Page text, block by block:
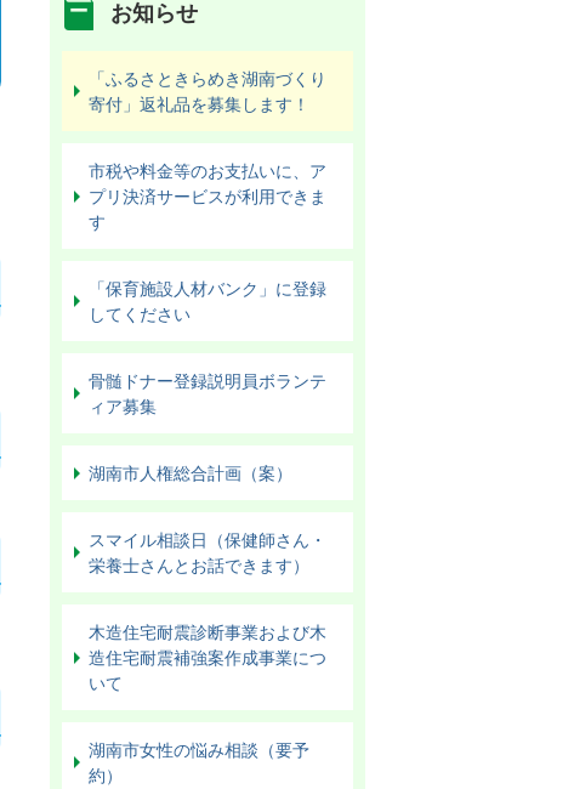
お知らせ
「ふるさときらめき湖南づくり
寄付」返礼品を募集します！
市税や料金等のお支払いに、ア
プリ決済サービスが利用できま
す
「保育施設人材バンク」に登録
してください
骨髄ドナー登録説明員ボランテ
ィア募集
湖南市人権総合計画（案）
スマイル相談日（保健師さん・
栄養士さんとお話できます）
木造住宅耐震診断事業および木
造住宅耐震補強案作成事業につ
いて
湖南市女性の悩み相談（要予
約）